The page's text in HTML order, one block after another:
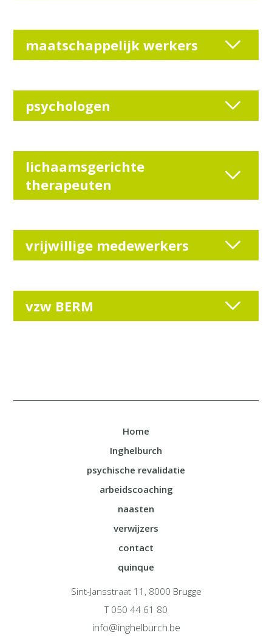
maatschappelijk werkers
psychologen
lichaamsgerichte
therapeuten
vrijwillige medewerkers
vzw BERM
Home
Inghelburch
psychische revalidatie
arbeidscoaching
naasten
verwijzers
contact
quinque
Sint-Jansstraat 11, 8000 Brugge
T 050 44 61 80
info@inghelburch.be